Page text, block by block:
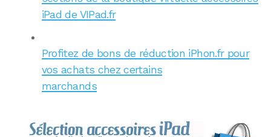
iPad de VIPad.fr
Profitez de bons de réduction iPhon.fr pour
vos achats chez certains
marchands